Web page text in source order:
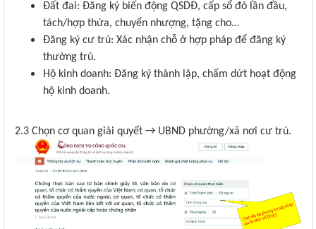
Đất đai: Đăng ký biến động QSDĐ, cấp sổ đỏ lần đầu,
tách/hợp thửa, chuyển nhượng, tặng cho…
Đăng ký cư trú: Xác nhận chỗ ở hợp pháp để đăng ký
thường trú.
Hộ kinh doanh: Đăng ký thành lập, chấm dứt hoạt động
hộ kinh doanh.
2.3 Chọn cơ quan giải quyết → UBND phường/xã nơi cư trú.